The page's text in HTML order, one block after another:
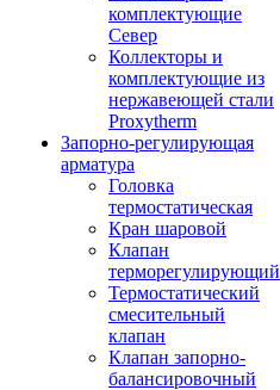
комплектующие
Север
Коллекторы и
комплектующие из
нержавеющей стали
Proxytherm
Запорно-регулирующая
арматура
Головка
термостатическая
Кран шаровой
Клапан
терморегулирующий
Термостатический
смесительный
клапан
Клапан запорно-
балансировочный